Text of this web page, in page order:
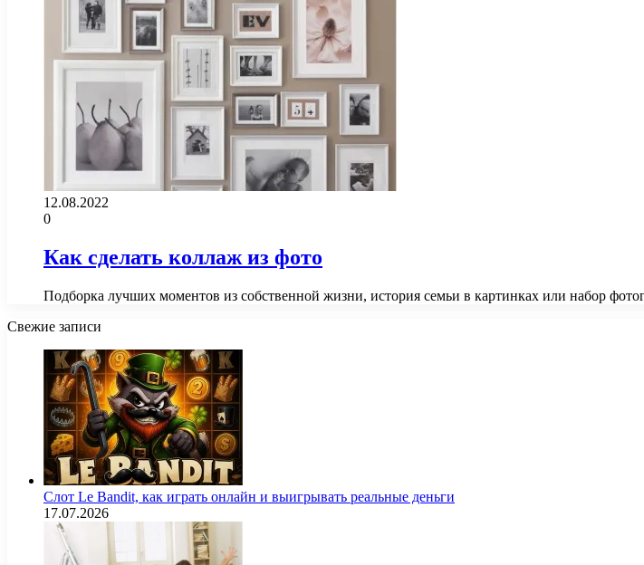
12.08.2022
0
Как сделать коллаж из фото
Подборка лучших моментов из собственной жизни, история семьи в картинках или набор
Свежие записи
Слот Le Bandit, как играть онлайн и выигрывать реальные деньги
17.07.2026